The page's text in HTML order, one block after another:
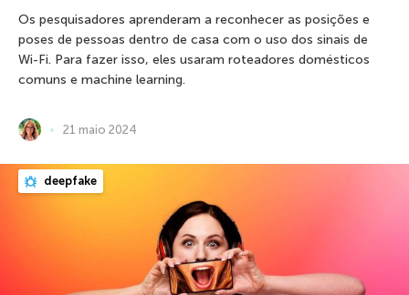
Os pesquisadores aprenderam a reconhecer as posições e
poses de pessoas dentro de casa com o uso dos sinais de
Wi-Fi. Para fazer isso, eles usaram roteadores domésticos
comuns e machine learning.
21 maio 2024
deepfake